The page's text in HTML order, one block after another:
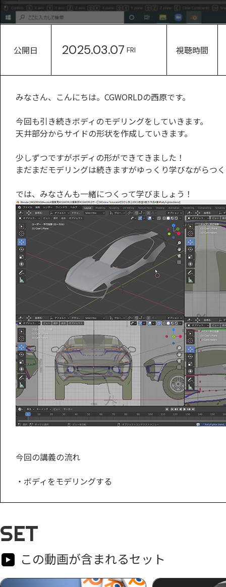
公開日 2025.03.07 FRI 視聴時間
みなさん、こんにちは。CGWORLDの西原です。
今回も引き続きボディのモデリングをしていきます。
天井部分からサイドの形状を作成していきます。
少しずつですがボディの形ができてきました！
まだまだモデリングは続きますがゆっくり学びながらつ
では、みなさんも一緒につくって学びましょう！
今回の講義の流れ
・ボディをモデリングする
SET
この動画が含まれるセット